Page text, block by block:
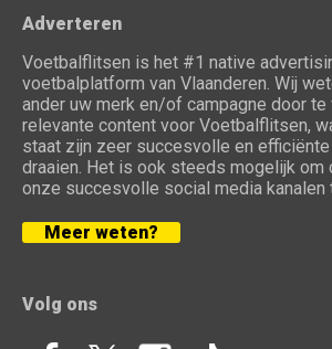
Adverteren
Voetbalflitsen is het #1 native
voetbalplatform van Vlaanderen. Wij
ander uw merk en/of campagne door te
relevante content voor Voetbalflitsen,
staat zijn zeer succesvolle en
draaien. Het is ook steeds mogelijk om
onze succesvolle social media kanalen
Meer weten?
Volg ons